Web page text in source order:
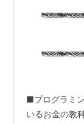
■プログラミ
いるお金の教